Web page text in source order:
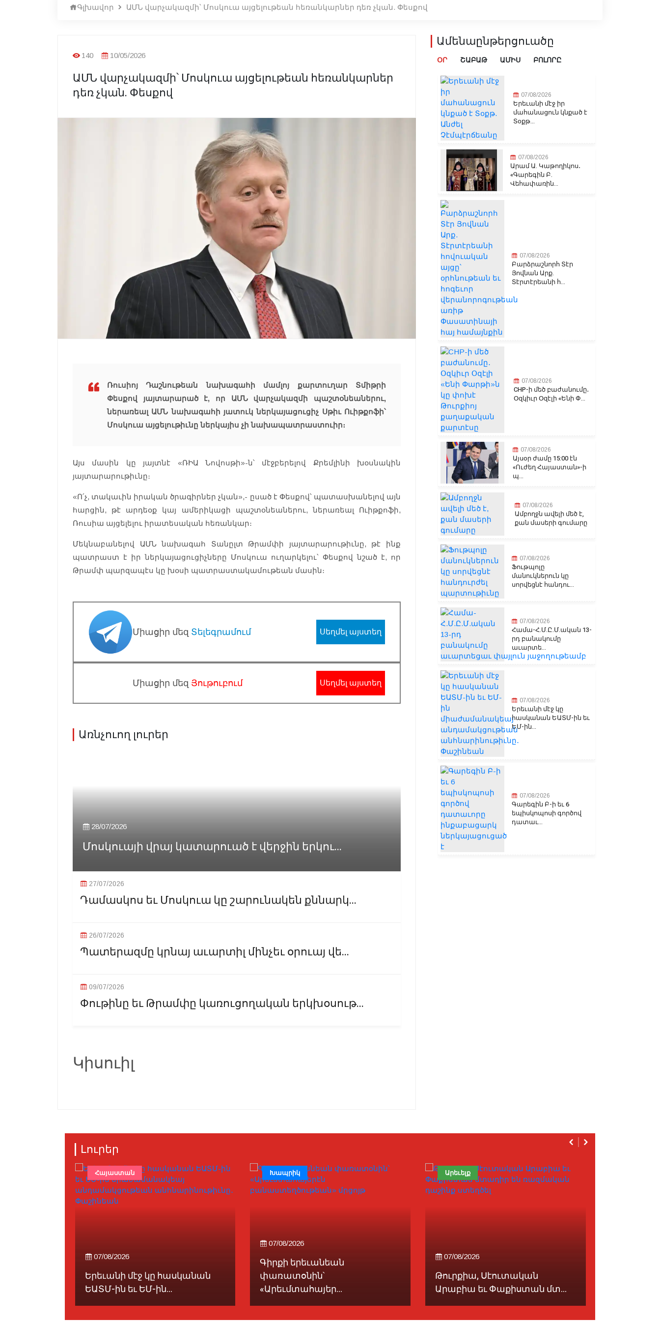
Գլխավոր ԱՄՆ վարչակազմի՝ Մոսկուա այցելութեան հեռանկարներ դեռ չկան. Փեսքով
140 10/05/2026
ԱՄՆ վարչակազմի՝ Մոսկուա այցելութեան հեռանկարներ
դեռ չկան. Փեսքով
Ռուսիոյ Դաշնութեան նախագահի մամլոյ քարտուղար Տմիթրի
Փեսքով յայտարարած է, որ ԱՄՆ վարչակազմի պաշտօնեաներու,
ներառեալ ԱՄՆ նախագահի յատուկ ներկայացուցիչ Սթիւ Ուիթքոֆի՝
Մոսկուա այցելութիւնը ներկայիս չի նախապատրաստուիր։
Այս մասին կը յայտնէ «ՌԻԱ Նովոսթի»-ն՝ մէջբերելով Քրեմլինի խօսնակին
յայտարարութիւնը։
«Ո՛չ, տակաւին իրական ծրագիրներ չկան»,- ըսած է Փեսքով՝ պատասխանելով այն
հարցին, թէ արդեօք կայ ամերիկացի պաշտօնեաներու, ներառեալ Ուիթքոֆի,
Ռուսիա այցելելու իրատեսական հեռանկար։
Մեկնաբանելով ԱՄՆ նախագահ Տանըլտ Թրամփի յայտարարութիւնը, թէ ինք
պատրաստ է իր ներկայացուցիչները Մոսկուա ուղարկելու՝ Փեսքով նշած է, որ
Թրամփ պարզապէս կը խօսի պատրաստակամութեան մասին։
Միացիր մեզ Տելեգրամում Սեղմել այստեղ
Միացիր մեզ Յութուբում Սեղմել այստեղ
Առնչուող լուրեր
28/07/2026
Մոսկուայի վրայ կատարուած է վերջին երկու...
27/07/2026
Դամասկոս եւ Մոսկուա կը շարունակեն քննարկ...
26/07/2026
Պատերազմը կրնայ աւարտիլ մինչեւ օրուայ վե...
09/07/2026
Փութինը եւ Թրամփը կառուցողական երկխօսութ...
Կիսուիլ
Ամենաընթերցուածը
ՕՐ ՇԱԲԱԹ ԱՄԻՍ ԲՈԼՈՐԸ
07/08/2026
Երեւանի մէջ իր
մահանացուն կնքած է
Տօքթ...
07/08/2026
Արամ Ա. Կաթողիկոս․
«Գարեգին Բ.
Վեհափառին...
07/08/2026
Բարձրաշնորհ Տէր
Յովնան Արք.
Տէրտէրեանի հ...
07/08/2026
CHP-ի մեծ բաժանումը․
Օզկիւր Օզէլի «Ենի Փ...
07/08/2026
Այսօր ժամը 15:00 էն
«Ուժեղ Հայաստան»-ի
պ...
07/08/2026
Ամբողջն ավելի մեծ է,
քան մասերի գումարը
07/08/2026
Ֆութպոլը
մանուկներուն կը
սորվեցնէ հանդու...
07/08/2026
Համա-Հ.Մ.Ը.Մ.ական 13-
րդ բանակումը
աւարտե...
07/08/2026
Երեւանի մէջ կը
հասկանան ԵԱՏՄ-ին եւ
ԵՄ-ին...
07/08/2026
Գարեգին Բ-ի եւ 6
եպիսկոպոսի գործով
դատաւ...
Լուրեր
07/08/2026
Երեւանի մէջ կը հասկանան
ԵԱՏՄ-ին եւ ԵՄ-ին...
Հայաստան
07/08/2026
Գիրքի երեւանեան
փառատօնին՝
«Արեւմտահայեր...
Խապրիկ
07/08/2026
Թուրքիա, Սէուտական
Արաբիա եւ Փաքիստան մտ...
Արեւելք